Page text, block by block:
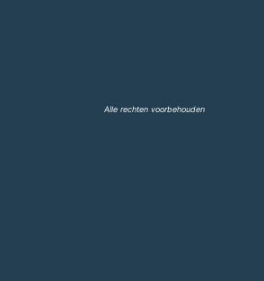
Alle rechten voorbehouden